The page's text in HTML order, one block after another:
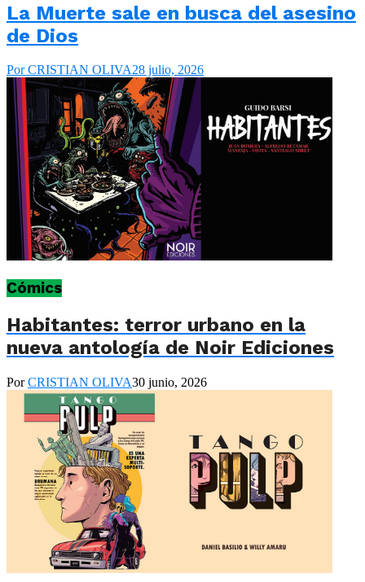
La Muerte sale en busca del asesino
de Dios
Por CRISTIAN OLIVA28 julio, 2026
Cómics
Habitantes: terror urbano en la
nueva antología de Noir Ediciones
PorCRISTIAN OLIVA30 junio, 2026